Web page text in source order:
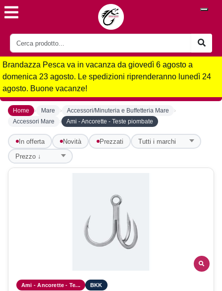
Brandazza Pesca va in vacanza da giovedì 6 agosto a
domenica 23 agosto. Le spedizioni riprenderanno lunedì 24
agosto. Buone vacanze!
Home › Mare › Accessori/Minuteria e Buffetteria Mare ›
Accessori Mare › Ami - Ancorette - Teste piombate
In offerta Novità Prezzati
Ami - Ancorette - Te... BKK